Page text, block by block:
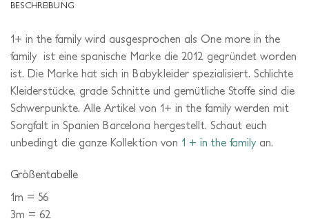
BESCHREIBUNG
1+ in the family wird ausgesprochen als One more in the
family ist eine spanische Marke die 2012 gegründet worden
ist. Die Marke hat sich in Babykleider spezialisiert. Schlichte
Kleiderstücke, grade Schnitte und gemütliche Stoffe sind die
Schwerpunkte. Alle Artikel von 1+ in the family werden mit
Sorgfalt in Spanien Barcelona hergestellt. Schaut euch
unbedingt die ganze Kollektion von 1 + in the familyan.
Größentabelle
1m = 56
3m = 62